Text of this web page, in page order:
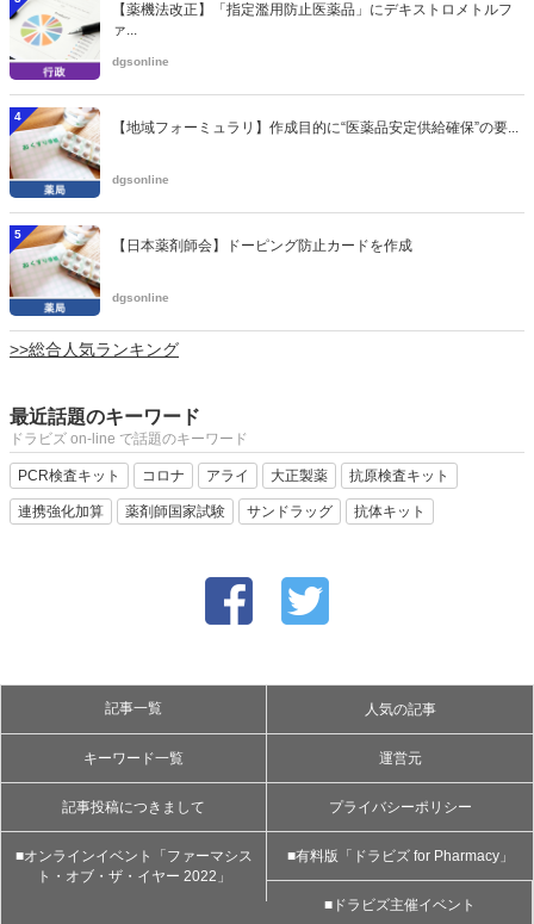
【薬機法改正】「指定濫用防止医薬品」にデキストロメトルフ
ァ...
dgsonline
4
【地域フォーミュラリ】作成目的に“医薬品安定供給確保”の要...
dgsonline
5
【日本薬剤師会】ドーピング防止カードを作成
dgsonline
>>総合人気ランキング
最近話題のキーワード
ドラビズ on-line で話題のキーワード
PCR検査キット コロナ アライ 大正製薬 抗原検査キット
連携強化加算 薬剤師国家試験 サンドラッグ 抗体キット
記事一覧 人気の記事
キーワード一覧 運営元
記事投稿につきまして プライバシーポリシー
■オンラインイベント「ファーマシス
ト・オブ・ザ・イヤー 2022」
■有料版「ドラビズ for Pharmacy」
■ドラビズ主催イベント